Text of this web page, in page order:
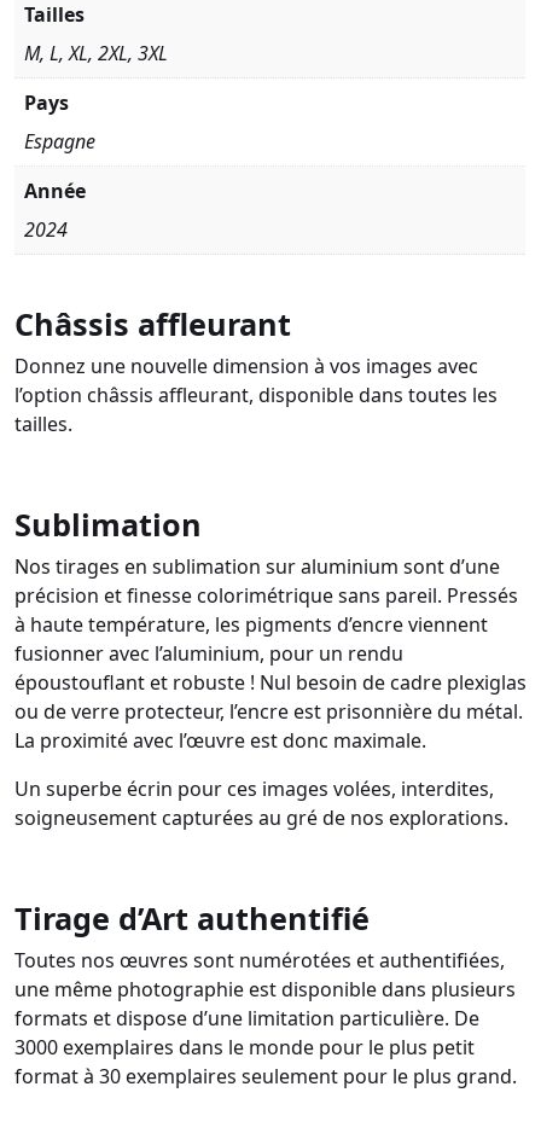
Châssis affleurant
Donnez une nouvelle dimension à vos images avec
l’option châssis affleurant, disponible dans toutes les
tailles.
Sublimation
Nos tirages en sublimation sur aluminium sont d’une
précision et finesse colorimétrique sans pareil. Pressés
à haute température, les pigments d’encre viennent
fusionner avec l’aluminium, pour un rendu
époustouflant et robuste ! Nul besoin de cadre plexiglas
ou de verre protecteur, l’encre est prisonnière du métal.
La proximité avec l’œuvre est donc maximale.
Un superbe écrin pour ces images volées, interdites,
soigneusement capturées au gré de nos explorations.
Tirage d’Art authentifié
Toutes nos œuvres sont numérotées et authentifiées,
une même photographie est disponible dans plusieurs
formats et dispose d’une limitation particulière. De
3000 exemplaires dans le monde pour le plus petit
format à 30 exemplaires seulement pour le plus grand.
Tailles
M, L, XL, 2XL, 3XL
Pays
Espagne
Année
2024